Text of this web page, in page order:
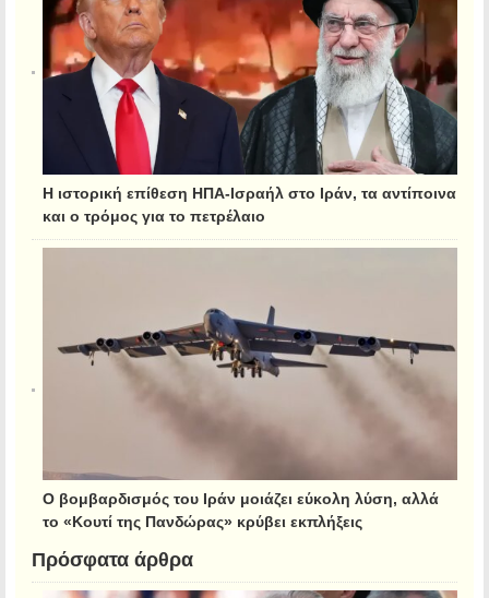
Η ιστορική επίθεση ΗΠΑ-Ισραήλ στο Ιράν, τα αντίποινα
και ο τρόμος για το πετρέλαιο
Ο βομβαρδισμός του Ιράν μοιάζει εύκολη λύση, αλλά
το «Κουτί της Πανδώρας» κρύβει εκπλήξεις
Πρόσφατα άρθρα